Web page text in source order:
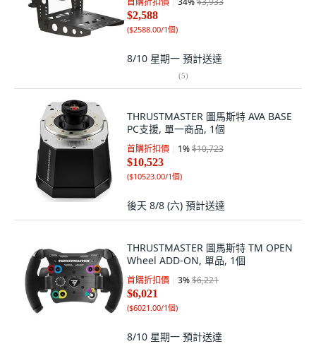
$2,588
($2588.00/1個)
8/10 星期一 預計送達
(5)
THRUSTMASTER 圖馬斯特 AVA BASE
PC支援, 單一商品, 1個
首購折扣價 1%$10,723
$10,523
($10523.00/1個)
後天 8/8 (六) 預計送達
THRUSTMASTER 圖馬斯特 TM OPEN
Wheel ADD-ON, 單品, 1個
首購折扣價 3%$6,221
$6,021
($6021.00/1個)
8/10 星期一 預計送達